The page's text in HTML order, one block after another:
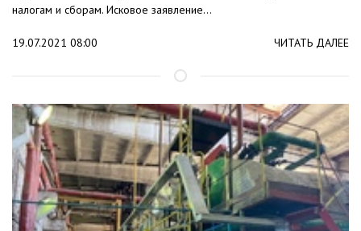
налогам и сборам. Исковое заявление...
19.07.2021 08:00 ЧИТАТЬ ДАЛЕЕ